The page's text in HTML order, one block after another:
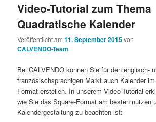
Video-Tutorial zum Thema
Quadratische Kalender
Veröffentlicht am11. September 2015von
CALVENDO-Team
Bei CALVENDO können Sie für den englisch-
französischsprachigen Markt auch Kalender
Format erstellen. In unserem Video-Tutorial
wie Sie das Square-Format am besten nutzen
Kalendergestaltung zu beachten ist: